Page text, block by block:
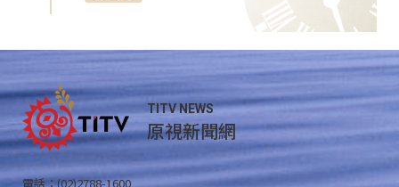
TITV NEWS
原視新聞網
電話：(02)2788-1600